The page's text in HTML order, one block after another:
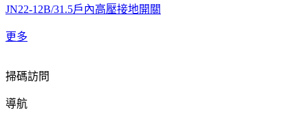
JN22-12B/31.5戶內高壓接地開關
更多
掃碼訪問
導航